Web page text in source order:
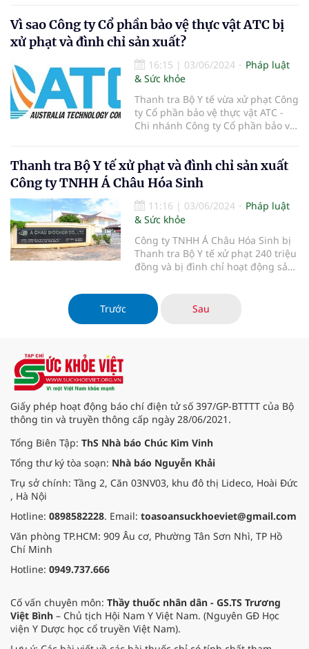
Vì sao Công ty Cổ phần bảo vệ thực vật ATC bị
xử phạt và đình chỉ sản xuất?
16:15 | 03/06/2024
Pháp luật
& Sức khỏe
Thanh tra Bộ Y tế vừa xử phạt Công
ty Cổ phần bảo vệ thực vật ATC -
Chi nhánh Công ty Cổ phần bảo vệ
Thanh tra Bộ Y tế xử phạt và đình chỉ sản xuất
Công ty TNHH Á Châu Hóa Sinh
11:16 | 03/06/2024
Pháp luật
& Sức khỏe
Công ty TNHH Á Châu Hóa Sinh bị
Thanh tra Bộ Y tế xử phạt 240 triệu
đồng và bị đình chỉ hoạt động sản
Trước Sau
Giấy phép hoạt động báo chí điện tử số 397/GP-BTTTT của Bộ
thông tin và truyền thông cấp ngày 28/06/2021.
Tổng Biên Tập: ThS Nhà báo Chúc Kim Vinh
Tổng thư ký tòa soạn: Nhà báo Nguyễn Khải
Trụ sở chính: Tầng 2, Căn 03NV03, khu đô thị Lideco, Hoài Đức
, Hà Nội
Hotline: 0898582228. Email: toasoansuckhoeviet@gmail.com
Văn phòng TP.HCM: 909 Âu cơ, Phường Tân Sơn Nhì, TP Hồ
Chí Minh
Hotline: 0949.737.666
Cố vấn chuyên môn: Thầy thuốc nhân dân - GS.TS Trương
Việt Bình – Chủ tịch Hội Nam Y Việt Nam. (Nguyên GĐ Học
viện Y Dược học cổ truyền Việt Nam).